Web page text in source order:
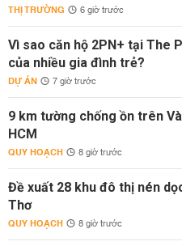
THỊ TRƯỜNG 6 giờ trước
Vì sao căn hộ 2PN+ tại The
của nhiều gia đình trẻ?
DỰ ÁN 7 giờ trước
9 km tường chống ồn trên
HCM
QUY HOẠCH 8 giờ trước
Đề xuất 28 khu đô thị nén
Thơ
QUY HOẠCH 8 giờ trước